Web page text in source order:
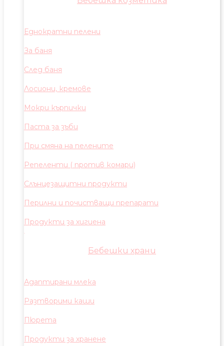
Еднократни пелени
За баня
След баня
Лосиони, кремове
Мокри кърпички
Паста за зъби
При смяна на пелените
Репеленти ( против комари)
Слънцезащитни продукти
Перилни и почистващи препарати
Продукти за хигиена
Бебешки храни
Адаптирани млека
Разтворими каши
Пюрета
Продукти за хранене